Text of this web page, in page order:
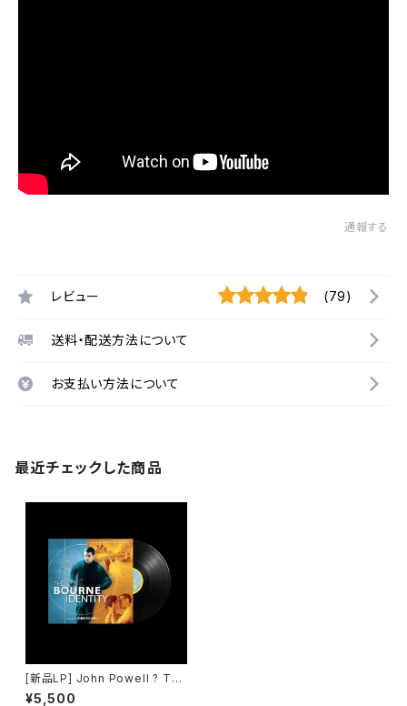
通報する
レビュー (79)
送料・配送方法について
お支払い方法について
最近チェックした商品
[新品LP] John Powell ? The
Bourne Identity (Original M
¥5,500